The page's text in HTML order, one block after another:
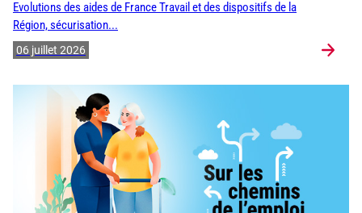
Evolutions des aides de France Travail et des dispositifs de la
Région, sécurisation...
06 juillet 2026